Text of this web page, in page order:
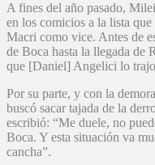
A fines del año pasado,
en los comicios a la lista
Macri como vice. Antes de
de Boca hasta la llegada de
que [Daniel] Angelici lo
Por su parte, y con la
buscó sacar tajada de la
escribió: “Me duele, no
Boca. Y esta situación va
cancha”.